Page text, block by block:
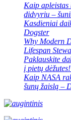
Kaip apleistas
didvyriu –
Kasdieniai
Dogster
Why Modern
Lifespan
Paklauskite
į pietų
Kaip NASA
šunų žaislą –